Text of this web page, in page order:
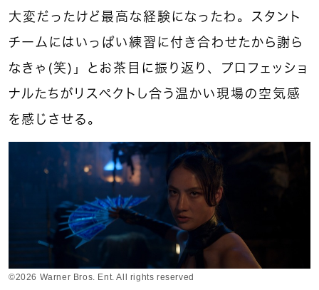
大変だったけど最高な経験になったわ。スタント
チームにはいっぱい練習に付き合わせたから謝ら
なきゃ（笑）」とお茶目に振り返り、プロフェッショ
ナルたちがリスペクトし合う温かい現場の空気感
を感じさせる。
©2026 Warner Bros. Ent. All rights reserved